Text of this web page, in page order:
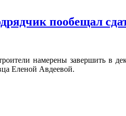
пообещал
намерены завершить в
Еленой Авдеевой.